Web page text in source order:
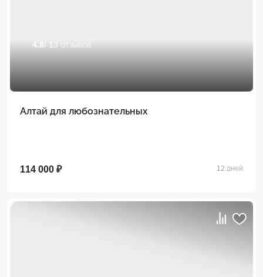
4.8/ 13 отзывов
Алтай для любознательных
114 000 ₽ 12 дней